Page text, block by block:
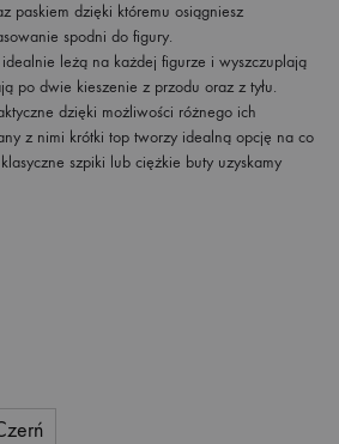
paskiem dzięki któremu osiągniesz
spodni do figury.
idealnie leżą na każdej figurze i wyszczuplają
po dwie kieszenie z przodu oraz z tyłu.
dzięki możliwości różnego ich
z nimi krótki top tworzy idealną opcję na co
szpiki lub ciężkie buty uzyskamy